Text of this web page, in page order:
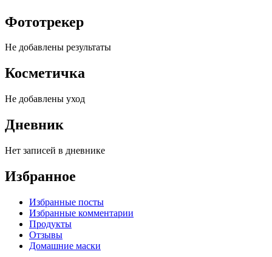
Фототрекер
Не добавлены результаты
Косметичка
Не добавлены уход
Дневник
Нет записей в дневнике
Избранное
Избранные посты
Избранные комментарии
Продукты
Отзывы
Домашние маски